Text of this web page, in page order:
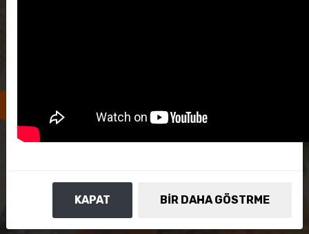
Tandırda Van Balığının Lezzetine Doyum Olmaz
KAPAT BIR DAHA GÖSTRME